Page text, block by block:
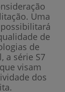
Uma
de
de
a série S7
visam
dos